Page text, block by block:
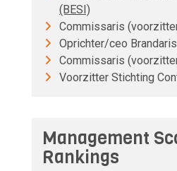
(BESI)
Commissaris
Oprichter/ceo
Commissaris
Voorzitter Stichting
Management
Rankings